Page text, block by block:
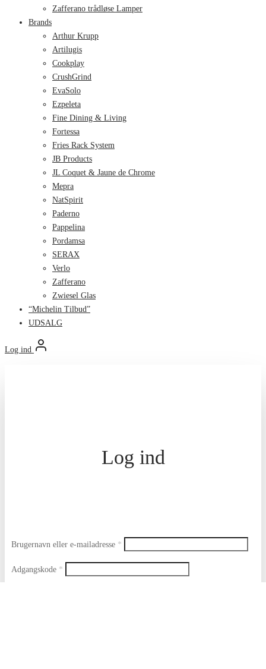
Zafferano trådløse Lamper
Brands
Arthur Krupp
Artilugis
Cookplay
CrushGrind
EvaSolo
Ezpeleta
Fine Dining & Living
Fortessa
Fries Rack System
JB Products
JL Coquet & Jaune de Chrome
Mepra
NatSpirit
Paderno
Pappelina
Pordamsa
SERAX
Verlo
Zafferano
Zwiesel Glas
“Michelin Tilbud”
UDSALG
Log ind
Log ind
Brugernavn eller e-mailadresse *
Adgangskode *